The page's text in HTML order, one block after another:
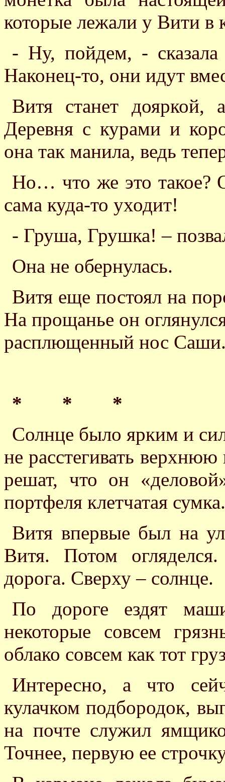
которые лежали у Вити в
- Ну, пойдем, -
Наконец-то, они идут
Витя станет дояркой,
Деревня с курами и
она так манила, ведь
Но… что же это такое?
сама куда-то уходит!
- Груша, Грушка! –
Она не обернулась.
Витя еще постоял на
На прощанье он
расплющенный нос
* * *
Солнце было ярким и
не расстегивать
решат, что он
портфеля клетчатая сумка.
Витя впервые был на
Витя. Потом
дорога. Сверху – солнце.
По дороге ездят
некоторые совсем
облако совсем как тот
Интересно, а что
кулачком подбородок,
на почте служил
Точнее, первую ее